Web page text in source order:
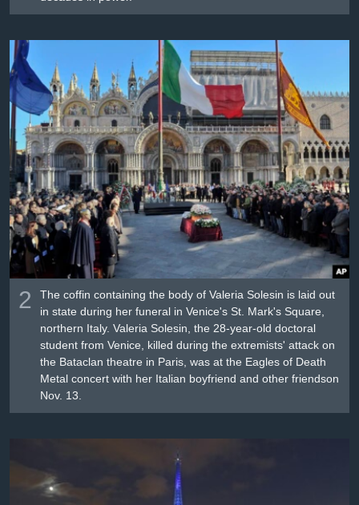
2
The coffin containing the body of Valeria Solesin is laid out
in state during her funeral in Venice's St. Mark's Square,
northern Italy. Valeria Solesin, the 28-year-old doctoral
student from Venice, killed during the extremists' attack on
the Bataclan theatre in Paris, was at the Eagles of Death
Metal concert with her Italian boyfriend and other friendson
Nov. 13.